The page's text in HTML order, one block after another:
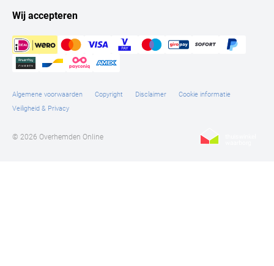
Wij accepteren
Algemene voorwaarden Copyright Disclaimer
Cookie informatie
Veiligheid & Privacy
© 2026 Overhemden Online